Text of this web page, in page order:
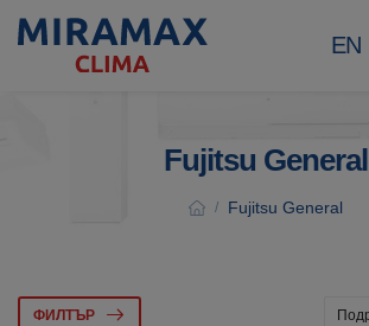
EN
Fujitsu General
/ Fujitsu General
ФИЛТЪР